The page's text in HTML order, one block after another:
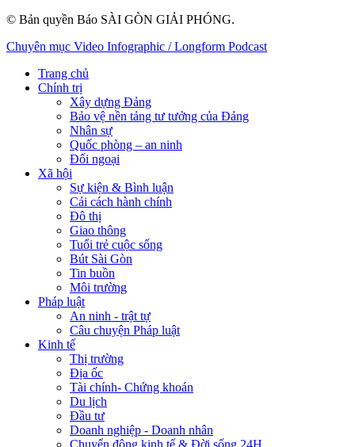
© Bản quyền Báo SÀI GÒN GIẢI PHÓNG.
Chuyên mục Video Infographic / Longform Podcast
Trang chủ
Chính trị
Xây dựng Đảng
Bảo vệ nền tảng tư tưởng của Đảng
Nhân sự
Quốc phòng – an ninh
Đối ngoại
Xã hội
Sự kiện & Bình luận
Cải cách hành chính
Đô thị
Giao thông
Tuổi trẻ cuộc sống
Bút Sài Gòn
Tin buồn
Môi trường
Pháp luật
An ninh - trật tự
Câu chuyện Pháp luật
Kinh tế
Thị trường
Địa ốc
Tài chính- Chứng khoán
Du lịch
Đầu tư
Doanh nghiệp - Doanh nhân
Chuyển động kinh tế & Đời sống 24H